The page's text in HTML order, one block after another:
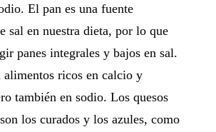
El pan es una fuente
sal en nuestra dieta, por lo que
panes integrales y bajos en sal.
alimentos ricos en calcio y
también en sodio. Los quesos
los curados y los azules, como